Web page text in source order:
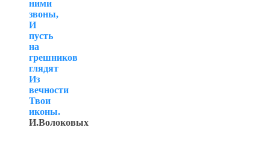
ними
звоны,
И
пусть
на
грешников
глядят
Из
вечности
Твои
иконы.
И.Волоковых